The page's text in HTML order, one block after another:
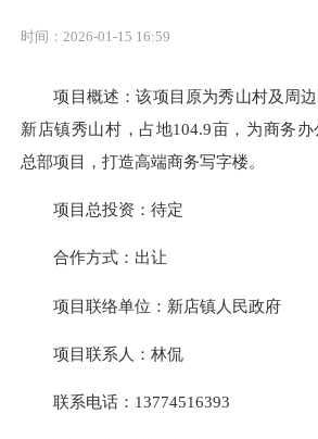
时间：2026-01-15 16:59
项目概述：该项目原为秀山村及周
新店镇秀山村，占地104.9亩，为商务
总部项目，打造高端商务写字楼。
项目总投资：待定
合作方式：出让
项目联络单位：新店镇人民政府
项目联系人：林侃
联系电话：13774516393